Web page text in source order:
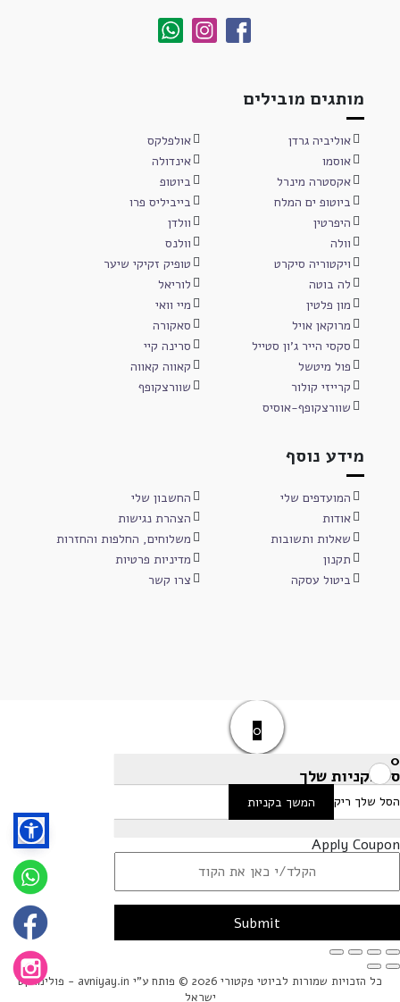
מותגים מובילים
אוליביה גרדן
אולפלקס
אוסמו
אינדולה
אקסטרה מינרל
ביוטופ
ביוטופ ים המלח
בייביליס פרו
היפרטין
וולדן
וולה
וולנס
ויקטוריה סיקרט
טופיק זקיקי שיער
לה בוטה
לוריאל
מון פלטין
מיי וואי
מרוקאן אויל
סאקורה
סקסי הייר ג'ון סטייל
סרינה קיי
פול מיטשל
קאווה קאווה
קרייזי קולור
שוורצקופף
שוורצקופף-אוסיס
מידע נוסף
המועדפים שלי
החשבון שלי
אודות
הצהרת נגישות
שאלות ותשובות
משלוחים, החלפות והחזרות
תקנון
מדיניות פרטיות
ביטול עסקה
צרו קשר
0
0
סל הקניות שלך
הסל שלך ריק המשך בקניות
Apply Coupon
Submit
כל הזכויות שמורות לביוטי פקטורי 2026 © פותח ע"י avniyay.in -
פולימרקט
ישראל